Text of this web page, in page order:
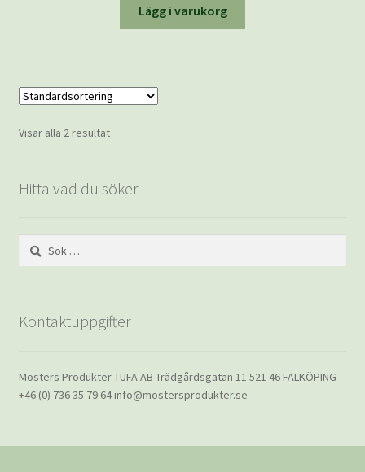
Lägg i varukorg
Visar alla 2 resultat
Hitta vad du söker
Sök
efter:
Kontaktuppgifter
Mosters Produkter TUFA AB Trädgårdsgatan 11 521 46 FALKÖPING
+46 (0) 736 35 79 64 info@mostersprodukter.se